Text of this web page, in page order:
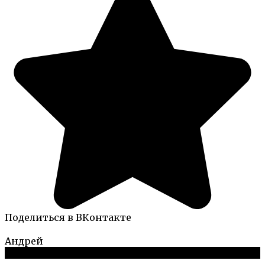
Поделиться в ВКонтакте
Андрей